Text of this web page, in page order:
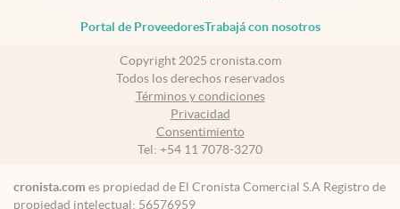
Portal de ProveedoresTrabajá con nosotros
Copyright 2025 cronista.com
Todos los derechos reservados
Términos y condiciones
Privacidad
Consentimiento
Tel: +54 11 7078-3270
cronista.com es propiedad de El Cronista Comercial S.A Registro de
propiedad intelectual: 56576959